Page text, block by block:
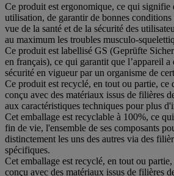
Ce produit est ergonomique, ce qui signifie
utilisation, de garantir de bonnes
vue de la santé et de la sécurité des
au maximum les troubles musculo-
Ce produit est labellisé GS (Geprüfte
en français), ce qui garantit que l’appareil a
sécurité en vigueur par un organisme de
Ce produit est recyclé, en tout ou partie,
conçu avec des matériaux issus de filières
aux caractéristiques techniques pour plus
Cet emballage est recyclable à 100%, ce
fin de vie, l'ensemble de ses composants
distinctement les uns des autres via des
spécifiques.
Cet emballage est recyclé, en tout ou
conçu avec des matériaux issus de filières